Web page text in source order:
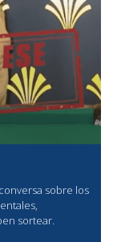
conversa sobre los
sortear.